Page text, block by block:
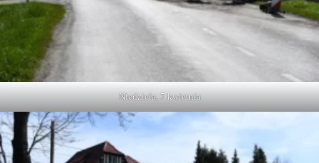
Niedziela, 7 kwietnia